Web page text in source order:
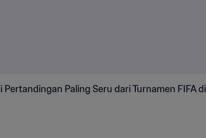
Pertandingan Paling Seru dari Turnamen FIFA di